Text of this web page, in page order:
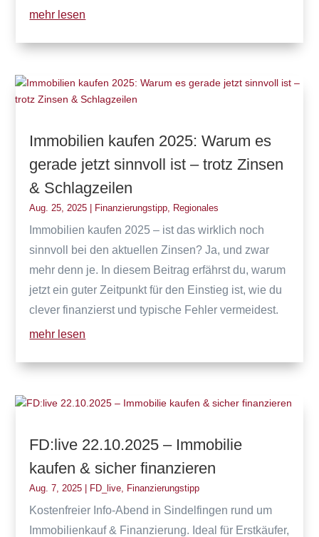
mehr lesen
Immobilien kaufen 2025: Warum es
gerade jetzt sinnvoll ist – trotz Zinsen
& Schlagzeilen
Aug. 25, 2025 Finanzierungstipp, Regionales
Immobilien kaufen 2025 – ist das wirklich noch
sinnvoll bei den aktuellen Zinsen? Ja, und zwar
mehr denn je. In diesem Beitrag erfährst du, warum
jetzt ein guter Zeitpunkt für den Einstieg ist, wie du
clever finanzierst und typische Fehler vermeidest.
mehr lesen
FD:live 22.10.2025 – Immobilie
kaufen & sicher finanzieren
Aug. 7, 2025 | FD_live Finanzierungstipp
Kostenfreier Info-Abend in Sindelfingen rund um
Immobilienkauf & Finanzierung. Ideal für Erstkäufer,